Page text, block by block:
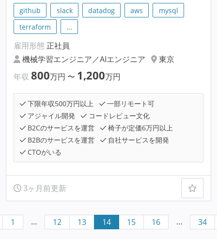
github slack datadog aws
mysql
terraform
…
雇用形態 正社員
機械学習エンジニア／AIエンジニア
東京
年収 800万円 〜 1,200万円
下限年収500万円以上
一部リモート可
アジャイル開発
コードレビュー文化
B2Cのサービスを運営
椅子が定価6万円以上
B2Bのサービスを運営
自社サービスを開発
CTOがいる
3ヶ月前更新
1 … 12 13 14 15 16 … 34